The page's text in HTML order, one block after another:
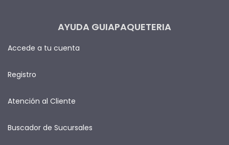
AYUDA GUIAPAQUETERIA
Accede a tu cuenta
Registro
Atención al Cliente
Buscador de Sucursales